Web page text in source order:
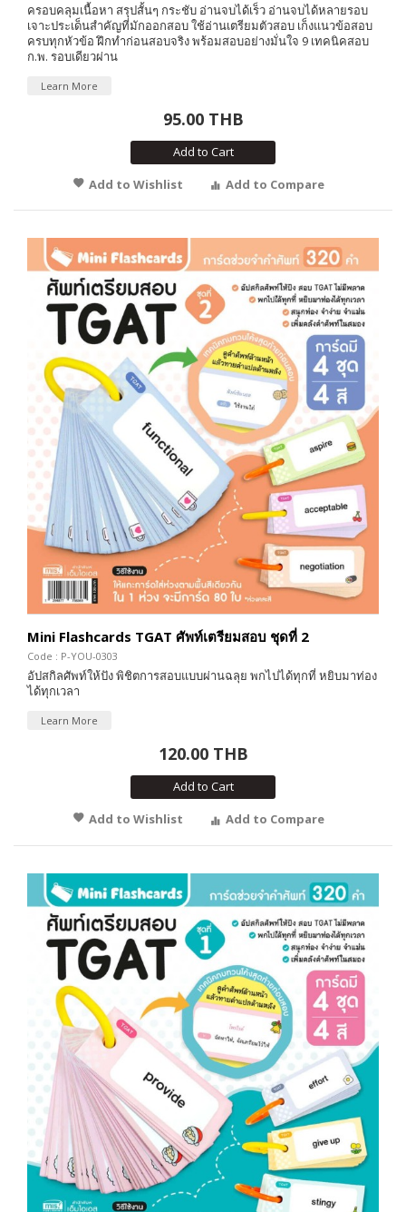
ครอบคลุมเนื้อหา สรุปสั้นๆ กระชับ อ่านจบได้เร็ว อ่านจบได้หลายรอบ
เจาะประเด็นสำคัญที่มักออกสอบ ใช้อ่านเตรียมตัวสอบ เก็งแนวข้อสอบ
ครบทุกหัวข้อ ฝึกทำก่อนสอบจริง พร้อมสอบอย่างมั่นใจ 9 เทคนิคสอบ
ก.พ. รอบเดียวผ่าน
Learn More
95.00 THB
Add to Cart
Add to Wishlist
Add to Compare
Mini Flashcards TGAT ศัพท์เตรียมสอบ ชุดที่ 2
Code : P-YOU-0303
อัปสกิลศัพท์ให้ปัง พิชิตการสอบแบบผ่านฉลุย พกไปได้ทุกที่ หยิบมาท่อง
ได้ทุกเวลา
Learn More
120.00 THB
Add to Cart
Add to Wishlist
Add to Compare